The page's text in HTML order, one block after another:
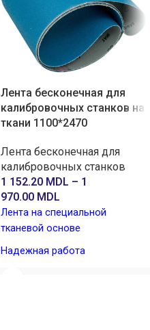
Лента бесконечная для
калибровочных станков на
ткани 1100*2470
Лента бесконечная для
калибровочных станков
1 152.20 MDL – 1
970.00 MDL
Лента на специальной
тканевой основе
Надежная работа